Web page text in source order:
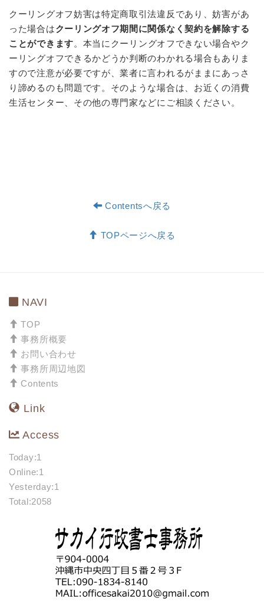
クーリングオフ妨害は特定商取引法違反であり、妨害があ
った場合はクーリングオフ期間に関係なく契約を解除する
ことができます。本当にクーリングオフできない場合やク
ーリングオフできるかどうか判断のわかれる場合もありま
すので注意が必要ですが、業者に言われるがままにあっさ
り諦めるのも問題です。そのような場合は、お近くの消費
生活センター、その他の専門家などにご相談ください。
Contentsへ戻る
TOPページへ戻る
NAVI
TOP
事務所概要
お問い合わせ
事務所周辺地図
Contents
Link
Access
Today:1
Online:1
Yesterday:1
Total:2058